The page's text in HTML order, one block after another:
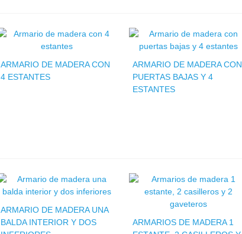
ARMARIO DE MADERA CON
4 ESTANTES
ARMARIO DE MADERA CON
PUERTAS BAJAS Y 4
ESTANTES
ARMARIO DE MADERA UNA
BALDA INTERIOR Y DOS
ARMARIOS DE MADERA 1